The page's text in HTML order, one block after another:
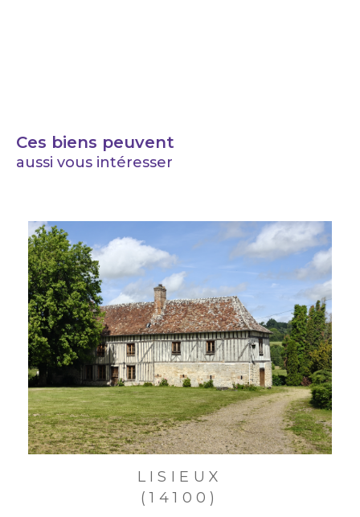
Ces biens peuvent
aussi vous intéresser
LISIEUX
(14100)